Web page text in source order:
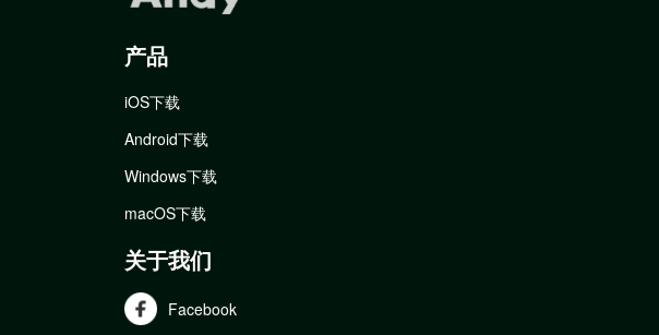
产品
iOS下载
Android下载
Windows下载
macOS下载
关于我们
Facebook